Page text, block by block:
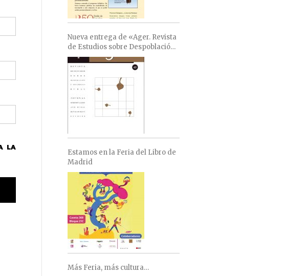
LA
Nueva entrega de «Ager. Revista
de Estudios sobre Despoblación
y Desarrollo Rural»
Estamos en la Feria del Libro de
Madrid
Más Feria, más cultura…